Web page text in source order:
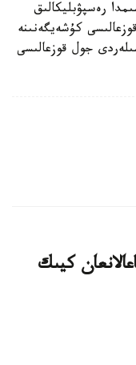
رەسپۋبليكالىق
كۇشەيگەنىنە
جول قوزعالىسى
باعالانعان كيىك